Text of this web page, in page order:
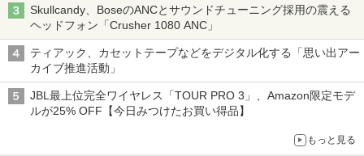
Skullcandy、BoseのANCとサウンドチューニング採用の震える
ヘッドフォン「Crusher 1080 ANC」
ティアック、カセットテープなどをデジタル化する「思い出アー
カイブ推進活動」
JBL最上位完全ワイヤレス「TOUR PRO 3」、Amazon限定モデ
ルが25% OFF【今日みつけたお買い得品】
もっと見る